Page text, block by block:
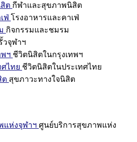
ต กีฬาและสุขภาพนิสิต
ฟ่ โรงอาหารและคาเฟ่
กิจกรรมและชมรม
วจุฬาฯ
ฯ ชีวิตนิสิตในกรุงเทพฯ
ไทย ชีวิตนิสิตในประเทศไทย
ต สุขภาวะทางใจนิสิต
แห่งจุฬาฯ ศูนย์บริการสุขภาพแห่ง